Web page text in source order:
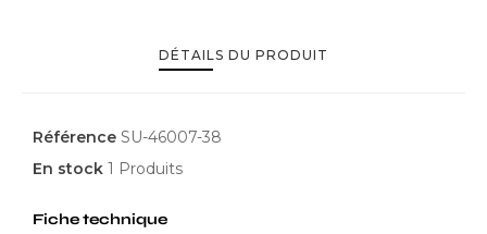
DÉTAILS DU PRODUIT
Référence SU-46007-38
En stock 1 Produits
Fiche technique